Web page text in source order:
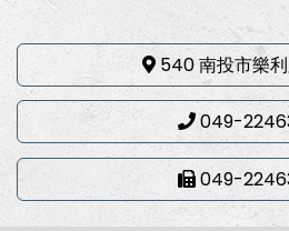
540 南投市樂
049-
049-